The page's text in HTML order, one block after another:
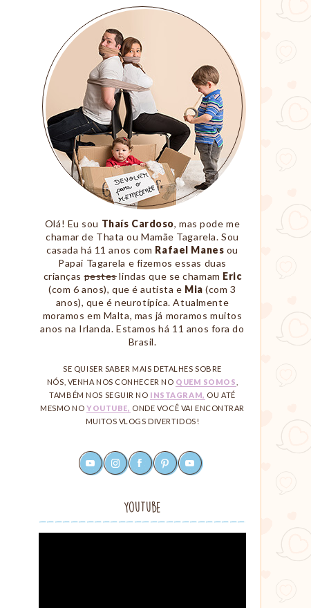
Nós
Olá! Eu sou Thaís Cardoso, mas pode me
chamar de Thata ou Mamãe Tagarela. Sou
casada há 11 anos com Rafael Manes ou
Papai Tagarela e fizemos essas duas
criançaspesteslindas que se chamam Eric
(com 6 anos), que é autista e Mia (com 3
anos), que é neurotípica. Atualmente
moramos em Malta, mas já moramos muitos
anos na Irlanda. Estamos há 11 anos fora do
Brasil.
SE QUISER SABER MAIS DETALHES SOBRE
NÓS, VENHA NOS CONHECER NO QUEM SOMOS
TAMBÉM NOS SEGUIR NO INSTAGRAM, OU ATÉ
MESMO NOYOUTUBE, ONDE VOCÊ VAI ENCONTRAR
MUITOS VLOGS DIVERTIDOS!
Redes
youtubeinstagramfacebookpinterest
YouTube